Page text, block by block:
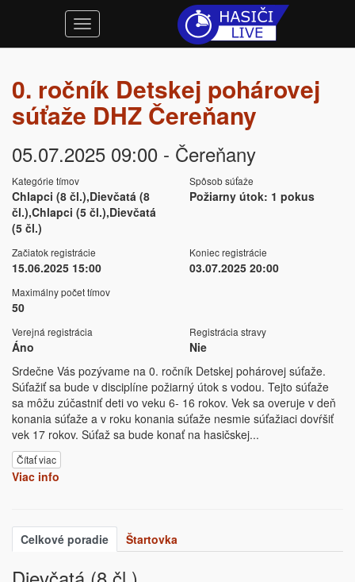
0. ročník Detskej pohárovej
súťaže DHZ Čereňany
05.07.2025 09:00 - Čereňany
Kategórie tímov
Chlapci (8 čl.),Dievčatá (8
čl.),Chlapci (5 čl.),Dievčatá
(5 čl.)
Spôsob súťaže
Požiarny útok: 1 pokus
Začiatok registrácie
15.06.2025 15:00
Koniec registrácie
03.07.2025 20:00
Maximálny počet tímov
50
Verejná registrácia
Áno
Registrácia stravy
Nie
Srdečne Vás pozývame na 0. ročník Detskej pohárovej súťaže.
Súťažiť sa bude v disciplíne požiarný útok s vodou. Tejto súťaže
sa môžu zúčastniť deti vo veku 6- 16 rokov. Vek sa overuje v deň
konania súťaže a v roku konania súťaže nesmie súťažiaci dovŕšiť
vek 17 rokov. Súťaž sa bude konať na hasičskej...
Čítať viac
Viac info
Celkové poradie Štartovka